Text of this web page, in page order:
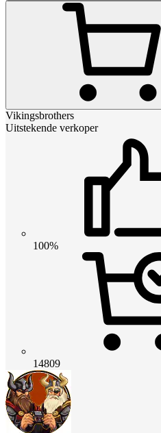
Vikingsbrothers
Uitstekende verkoper
100%
14809